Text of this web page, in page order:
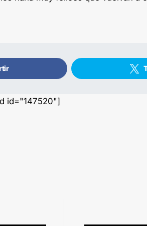
id="147520"]